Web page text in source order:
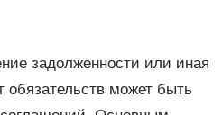
задолженности или иная
может быть